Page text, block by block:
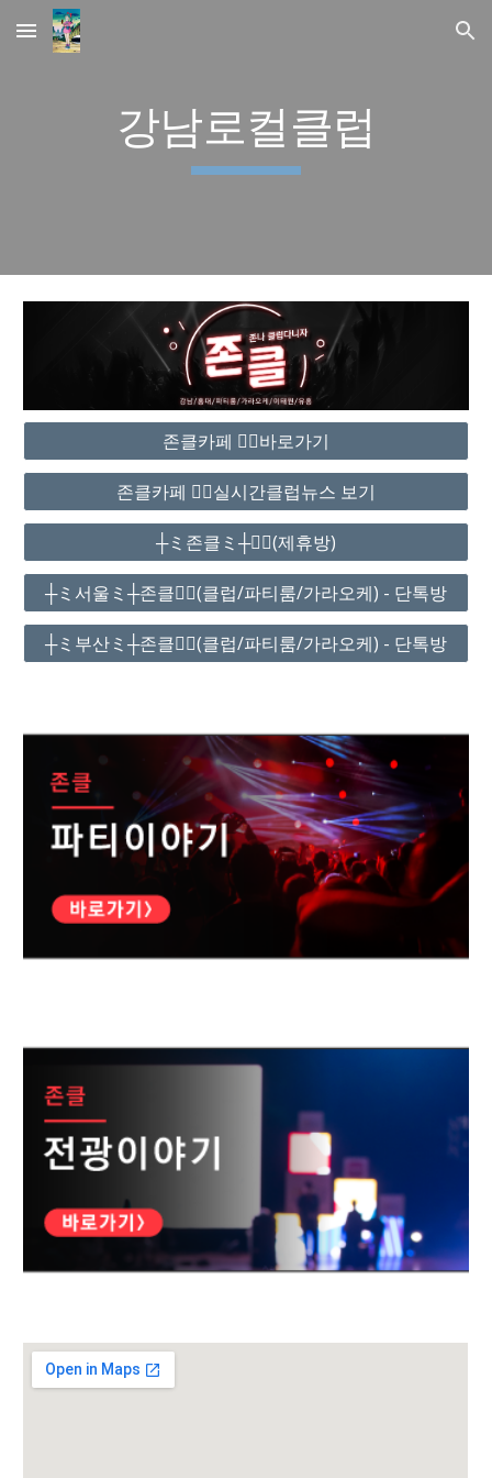
Skip to main content Skip to navigation
강남로컬클럽
존클카페 ❤️‍🔥바로가기
존클카페 ❤️‍🔥실시간클럽뉴스 보기
┼ミ존클ミ┼❤️‍🔥(제휴방)
┼ミ서울ミ┼존클❤️‍🔥(클럽/파티룸/가라오케) - 단톡방
┼ミ부산ミ┼존클❤️‍🔥(클럽/파티룸/가라오케) - 단톡방